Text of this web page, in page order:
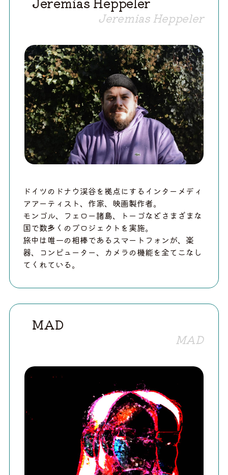
Jeremias Heppeler
ドイツのドナウ渓谷を拠点にするインターメディ
アアーティスト、作家、映画製作者。
モンゴル、フェロー諸島、トーゴなどさまざまな
国で数多くのプロジェクトを実施。
旅中は唯一の相棒であるスマートフォンが、楽
器、コンピューター、カメラの機能を全てこなし
てくれている。
MAD
MAD